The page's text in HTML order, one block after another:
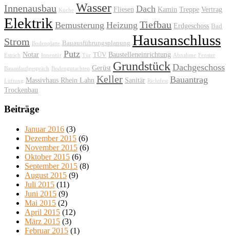
Innenausbau Küche Wasser Fliesen Dach Kamin Treppe Vertrag
Elektrik Bemusterung Heizung Tiefbau Erdgeschoss Bad
Strom Bodenplatte Bauausführungsplanung Hausanschluss
Estrich Notar Innentür Putz Tür TÜV Baustelleneinrichtung Abnahme Fenster
Bauanlaufgespräch Bodengutachten Gerüst Grundstück Dachgeschoss
Lüftung Massivhaus Rhein Lahn Keller Sanitär Richtfest Bauantrag
Trockenbau
Beiträge
Januar 2016 (3)
Dezember 2015 (6)
November 2015 (6)
Oktober 2015 (6)
September 2015 (8)
August 2015 (9)
Juli 2015 (11)
Juni 2015 (9)
Mai 2015 (2)
April 2015 (12)
März 2015 (3)
Februar 2015 (1)